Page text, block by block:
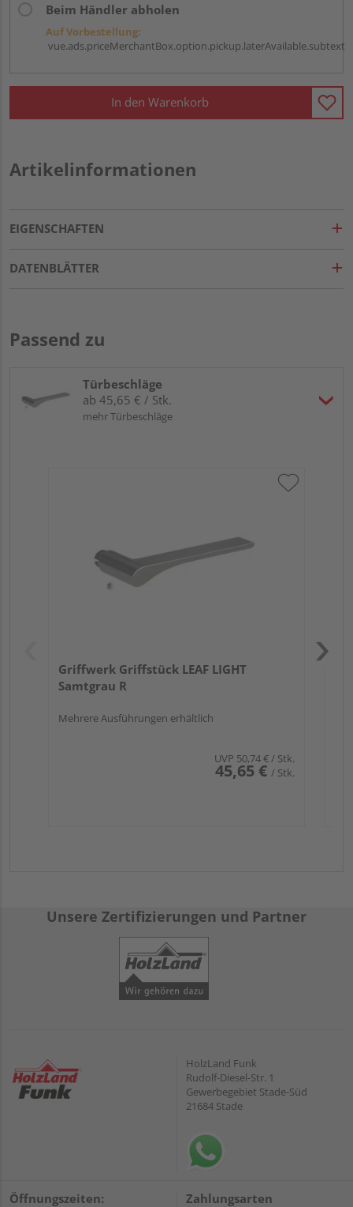
Beim Händler abholen
Auf Vorbestellung:
vue.ads.priceMerchantBox.option.pickup.laterAvailable.subtext
In den Warenkorb
Artikelinformationen
EIGENSCHAFTEN
DATENBLÄTTER
Passend zu
Türbeschläge
ab 45,65 € / Stk.
mehr Türbeschläge
Griffwerk Griffstück LEAF LIGHT
Samtgrau R
Mehrere Ausführungen erhältlich
UVP 50,74 €/ Stk.
45,65 € / Stk.
Unsere Zertifizierungen und Partner
HolzLand Funk
Rudolf-Diesel-Str. 1
Gewerbegebiet Stade-Süd
21684 Stade
Öffnungszeiten: Zahlungsarten